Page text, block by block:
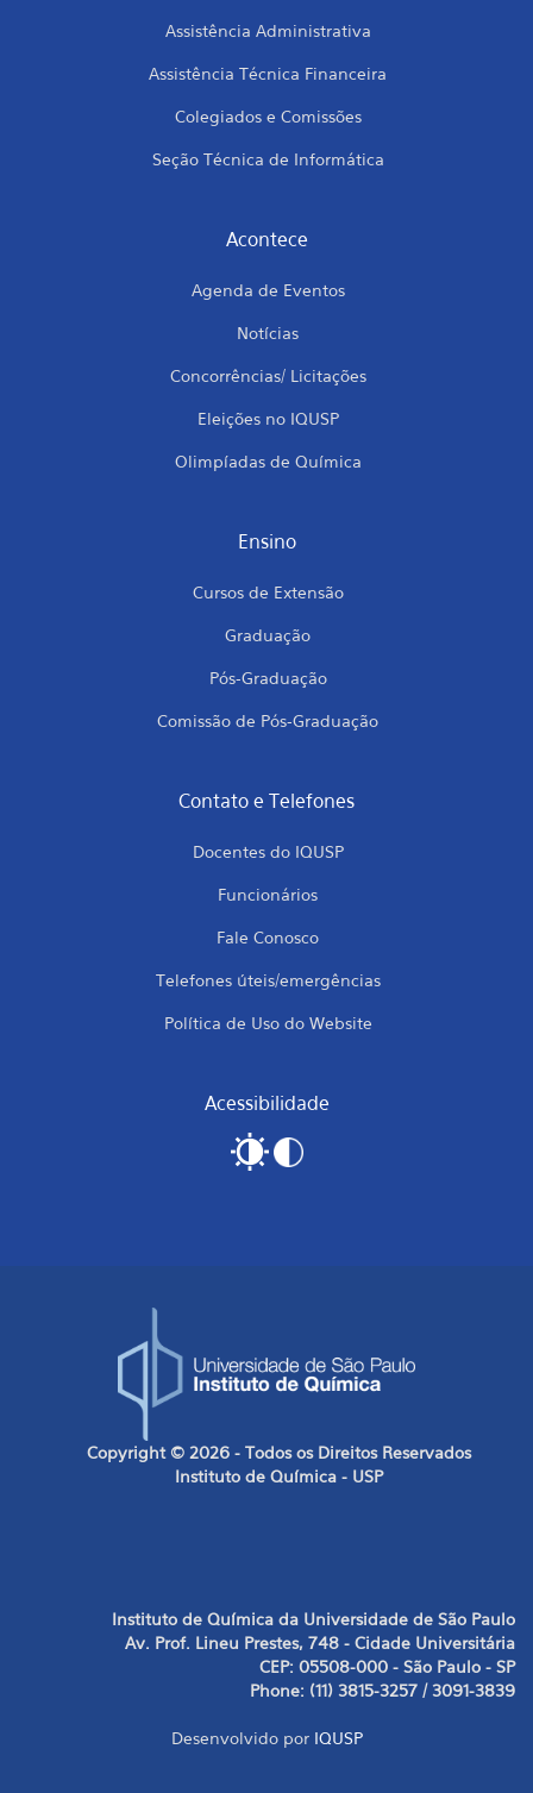
Assistência Administrativa
Assistência Técnica Financeira
Colegiados e Comissões
Seção Técnica de Informática
Acontece
Agenda de Eventos
Notícias
Concorrências/ Licitações
Eleições no IQUSP
Olimpíadas de Química
Ensino
Cursos de Extensão
Graduação
Pós-Graduação
Comissão de Pós-Graduação
Contato e Telefones
Docentes do IQUSP
Funcionários
Fale Conosco
Telefones úteis/emergências
Política de Uso do Website
Acessibilidade
Copyright © 2026 - Todos os Direitos Reservados
Instituto de Química - USP
Instituto de Química da Universidade de São Paulo
Av. Prof. Lineu Prestes, 748 - Cidade Universitária
CEP: 05508-000 - São Paulo - SP
Phone: (11) 3815-3257 / 3091-3839
Desenvolvido por IQUSP